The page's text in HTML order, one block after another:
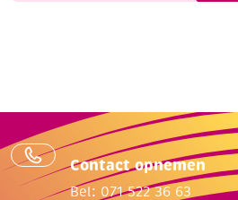
Contact opnemen
Bel: 071 522 36 63